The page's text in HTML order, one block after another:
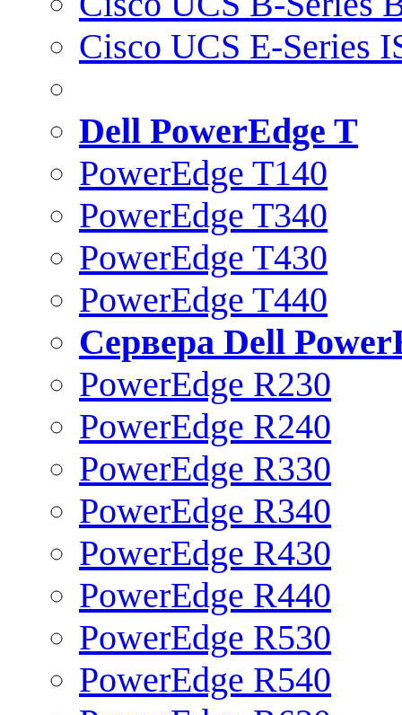
Cisco UCS E-Series
Dell PowerEdge T
PowerEdge T140
PowerEdge T340
PowerEdge T430
PowerEdge T440
Сервера Dell
PowerEdge R230
PowerEdge R240
PowerEdge R330
PowerEdge R340
PowerEdge R430
PowerEdge R440
PowerEdge R530
PowerEdge R540